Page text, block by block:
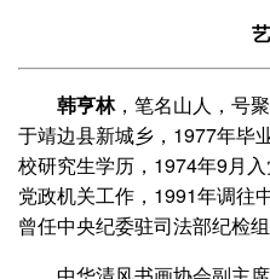
韩亨林，笔名山人，号
于靖边县新城乡，1977年毕
校研究生学历，1974年9月
党政机关工作，1991年调往
曾任中央纪委驻司法部纪检